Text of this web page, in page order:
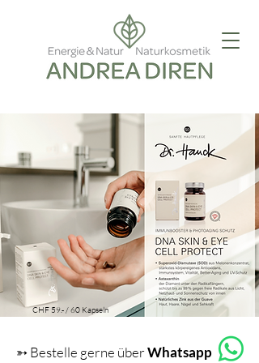
CHF 59.- / 60 Kapseln
➳ Bestelle gerne überWhatsapp